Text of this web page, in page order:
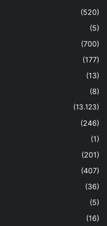
(520)
(5)
(700)
(177)
(13)
(8)
(13.123)
(246)
(1)
(201)
(407)
(36)
(5)
(16)